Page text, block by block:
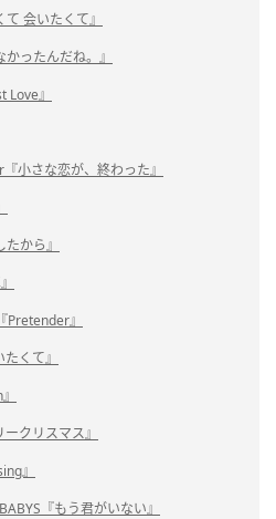
て 会いたくて』
かったんだね。』
Love』
小さな恋が、終わった』
から』
Pretender』
くて』
ークリスマス』
』
『もう君がいない』